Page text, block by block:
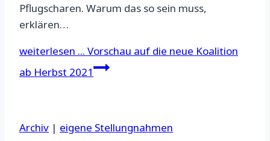
Pflugscharen. Warum das so sein muss,
erklären…
weiterlesen ... Vorschau auf die neue Koalition
ab Herbst 2021
Archiv | eigene Stellungnahmen